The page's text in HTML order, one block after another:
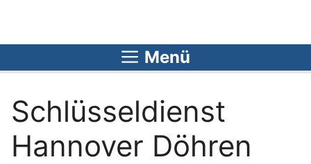
springen
Menü
Schlüsseldienst
Hannover Döhren